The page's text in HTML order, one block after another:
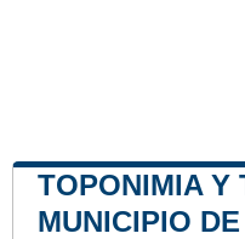
TOPONIMIA Y
MUNICIPIO